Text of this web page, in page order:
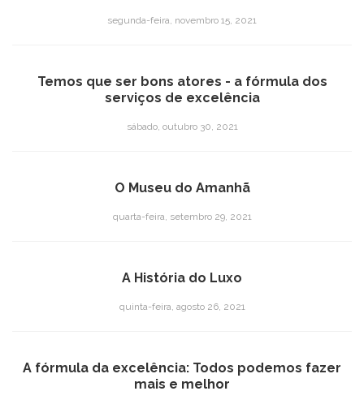
segunda-feira, novembro 15, 2021
Temos que ser bons atores - a fórmula dos
serviços de excelência
sábado, outubro 30, 2021
O Museu do Amanhã
quarta-feira, setembro 29, 2021
A História do Luxo
quinta-feira, agosto 26, 2021
A fórmula da excelência: Todos podemos fazer
mais e melhor